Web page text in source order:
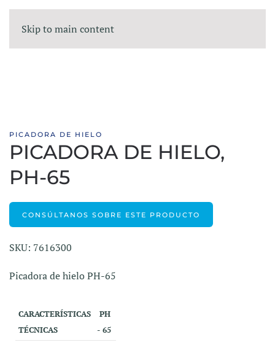
Skip to main content
PICADORA DE HIELO
PICADORA DE HIELO,
PH-65
CONSÚLTANOS SOBRE ESTE PRODUCTO
SKU: 7616300
Picadora de hielo PH-65
CARACTERÍSTICAS
TÉCNICAS
PH
- 65